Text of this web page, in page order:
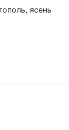
ясень